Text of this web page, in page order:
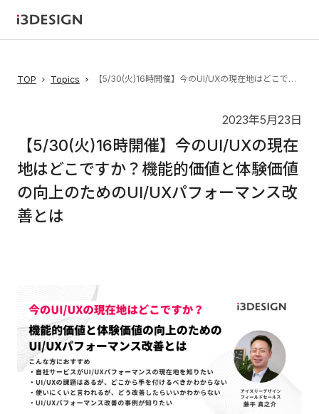
TOP Topics 【5/30(火)16時開催】今のUI/UXの現在地はどこですか？機能的価値と体験価値の向上のためのUI/UXパフォーマンス改善とは
2023年5月23日
【5/30(火)16時開催】今のUI/UXの現在
地はどこですか？機能的価値と体験価値
の向上のためのUI/UXパフォーマンス改
善とは